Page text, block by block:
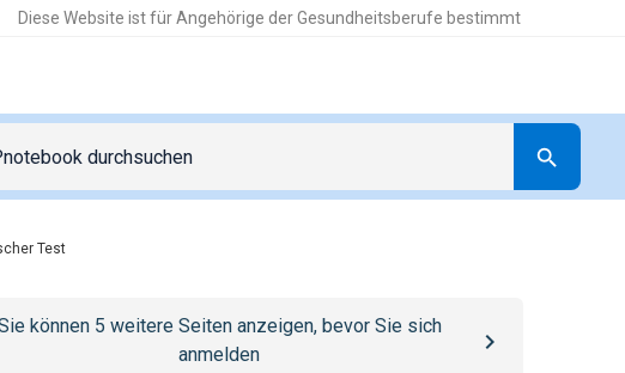
Diese Website ist für Angehörige der Gesundheitsberufe bestimmt
Test
/anmeldenpage
können 5 weitere Seiten anzeigen, bevor Sie sich
anmelden